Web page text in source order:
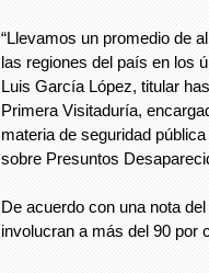
“Llevamos un promedio de
las regiones del país en los
Luis García López, titular
Primera Visitaduría,
materia de seguridad
sobre Presuntos
De acuerdo con una nota
involucran a más del 90 por